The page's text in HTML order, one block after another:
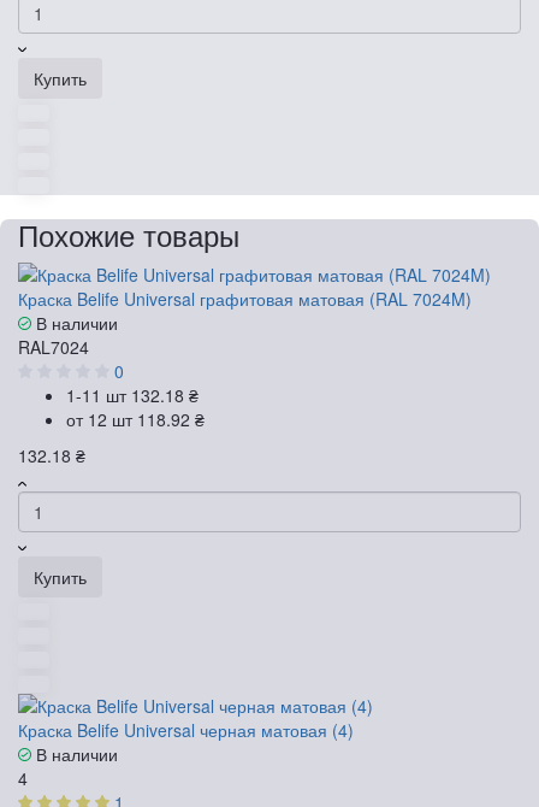
Купить
Похожие товары
Краска Belife Universal графитовая матовая (RAL 7024M)
В наличии
RAL7024
0
1-11 шт 132.18 ₴
от 12 шт 118.92 ₴
132.18 ₴
Купить
Краска Belife Universal черная матовая (4)
В наличии
4
1